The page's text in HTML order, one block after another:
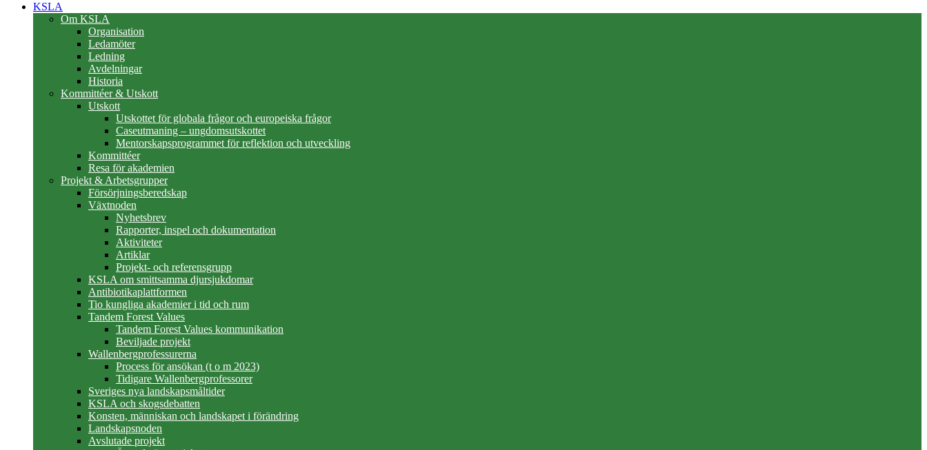
KSLA
Om KSLA
Organisation
Ledamöter
Ledning
Avdelningar
Historia
Kommittéer & Utskott
Utskott
Utskottet för globala frågor och europeiska frågor
Caseutmaning – ungdomsutskottet
Mentorskapsprogrammet för reflektion och utveckling
Kommittéer
Resa för akademien
Projekt & Arbetsgrupper
Försörjningsberedskap
Växtnoden
Nyhetsbrev
Rapporter, inspel och dokumentation
Aktiviteter
Artiklar
Projekt- och referensgrupp
KSLA om smittsamma djursjukdomar
Antibiotikaplattformen
Tio kungliga akademier i tid och rum
Tandem Forest Values
Tandem Forest Values kommunikation
Beviljade projekt
Wallenbergprofessurerna
Process för ansökan (t o m 2023)
Tidigare Wallenbergprofessorer
Sveriges nya landskapsmåltider
KSLA och skogsdebatten
Konsten, människan och landskapet i förändring
Landskapsnoden
Avslutade projekt